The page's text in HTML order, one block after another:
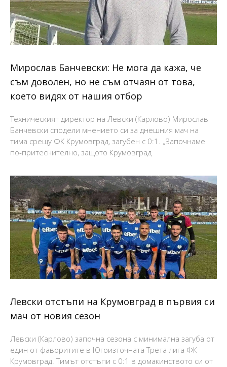
Мирослав Банчевски: Не мога да кажа, че
съм доволен, но не съм отчаян от това,
което видях от нашия отбор
Техническият директор на Левски (Карлово) Мирослав
Банчевски сподели мнението си за днешния мач на
тима срещу ФК Крумовград, загубен с 0:1. „Започнаме
по-притеснително, защото Крумовград
Левски отстъпи на Крумовград в първия си
мач от новия сезон
Левски (Карлово) започна сезона с минимална загуба от
един от фаворитите в Югоизточната Трета лига ФК
Крумовград. Тимът отстъпи с 0:1 в домакинството си от